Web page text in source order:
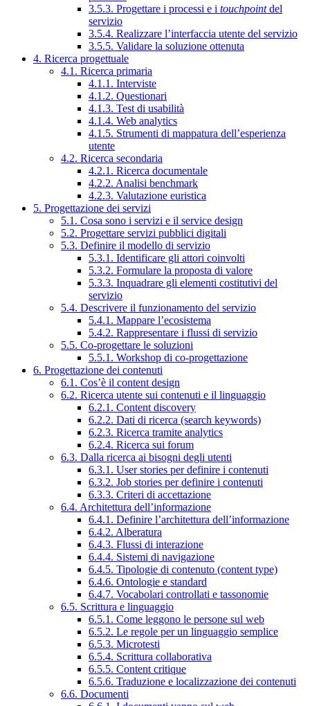
3.5.3. Progettare i processi e i touchpointdel
servizio
3.5.4. Realizzare l’interfaccia utente del servizio
3.5.5. Validare la soluzione ottenuta
4. Ricerca progettuale
4.1. Ricerca primaria
4.1.1. Interviste
4.1.2. Questionari
4.1.3. Test di usabilità
4.1.4. Web analytics
4.1.5. Strumenti di mappatura dell’esperienza
utente
4.2. Ricerca secondaria
4.2.1. Ricerca documentale
4.2.2. Analisi benchmark
4.2.3. Valutazione euristica
5. Progettazione dei servizi
5.1. Cosa sono i servizi e il service design
5.2. Progettare servizi pubblici digitali
5.3. Definire il modello di servizio
5.3.1. Identificare gli attori coinvolti
5.3.2. Formulare la proposta di valore
5.3.3. Inquadrare gli elementi costitutivi del
servizio
5.4. Descrivere il funzionamento del servizio
5.4.1. Mappare l’ecosistema
5.4.2. Rappresentare i flussi di servizio
5.5. Co-progettare le soluzioni
5.5.1. Workshop di co-progettazione
6. Progettazione dei contenuti
6.1. Cos’è il content design
6.2. Ricerca utente sui contenuti e il linguaggio
6.2.1. Content discovery
6.2.2. Dati di ricerca (search keywords)
6.2.3. Ricerca tramite analytics
6.2.4. Ricerca sui forum
6.3. Dalla ricerca ai bisogni degli utenti
6.3.1. User stories per definire i contenuti
6.3.2. Job stories per definire i contenuti
6.3.3. Criteri di accettazione
6.4. Architettura dell’informazione
6.4.1. Definire l’architettura dell’informazione
6.4.2. Alberatura
6.4.3. Flussi di interazione
6.4.4. Sistemi di navigazione
6.4.5. Tipologie di contenuto (content type)
6.4.6. Ontologie e standard
6.4.7. Vocabolari controllati e tassonomie
6.5. Scrittura e linguaggio
6.5.1. Come leggono le persone sul web
6.5.2. Le regole per un linguaggio semplice
6.5.3. Microtesti
6.5.4. Scrittura collaborativa
6.5.5. Content critique
6.5.6. Traduzione e localizzazione dei contenuti
6.6. Documenti